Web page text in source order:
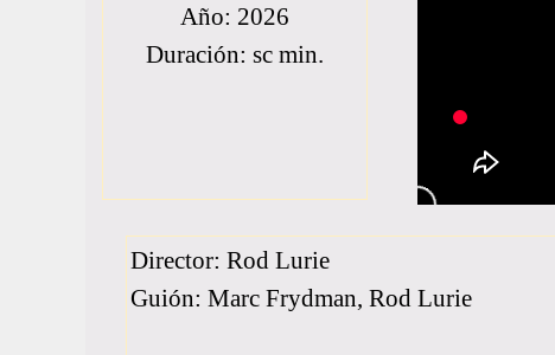
Año: 2026
Duración: sc min.
Director: Rod Lurie
Guión: Marc Frydman, Rod Lurie